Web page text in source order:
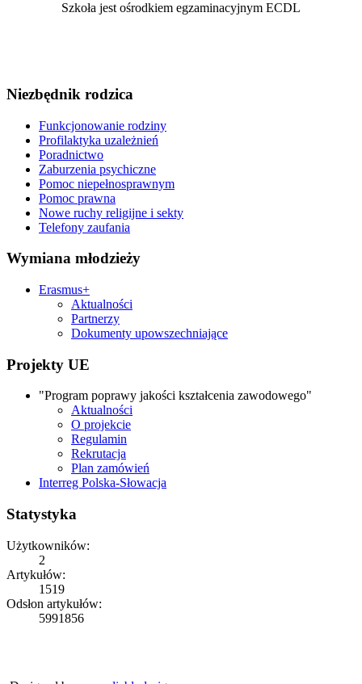
Szkoła jest ośrodkiem egzaminacyjnym ECDL
Niezbędnik rodzica
Funkcjonowanie rodziny
Profilaktyka uzależnień
Poradnictwo
Zaburzenia psychiczne
Pomoc niepełnosprawnym
Pomoc prawna
Nowe ruchy religijne i sekty
Telefony zaufania
Wymiana młodzieży
Erasmus+
Aktualności
Partnerzy
Dokumenty upowszechniające
Projekty UE
"Program poprawy jakości kształcenia zawodowego"
Aktualności
O projekcie
Regulamin
Rekrutacja
Plan zamówień
Interreg Polska-Słowacja
Statystyka
Użytkowników:
2
Artykułów:
1519
Odsłon artykułów:
5991856